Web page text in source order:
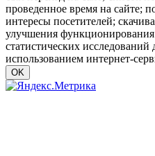
проведенное время на сайте;
интересы посетителей;
улучшения функционирования
статистических
использованием интернет-
OK